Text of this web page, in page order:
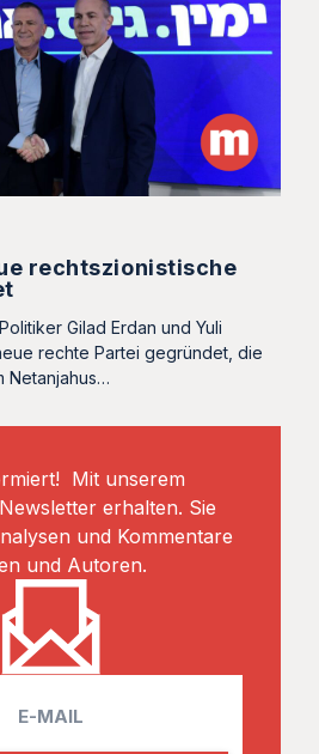
rechtszionistische
Gilad Erdan und Yuli
rechte Partei gegründet, die
Netanjahus…
Mit unserem
erhalten. Sie
und Kommentare
und Autoren.